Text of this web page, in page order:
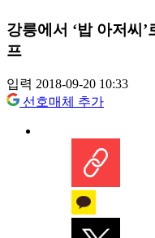
강릉에서 ‘밥 아저씨
프
입력 2018-09-20 10:33
선호매체 추가